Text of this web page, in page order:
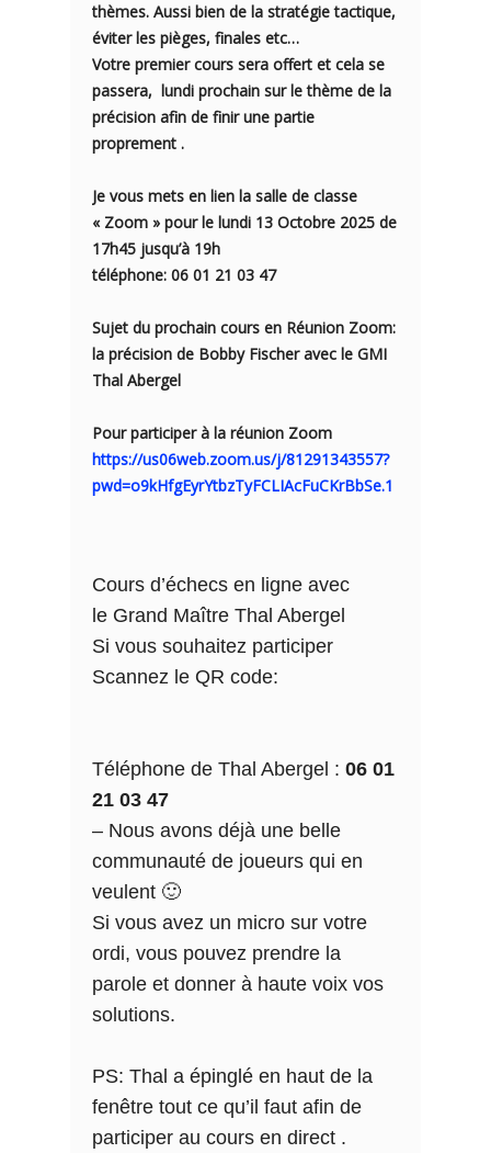
thèmes. Aussi bien de la stratégie tactique,
éviter les pièges, finales etc…
Votre premier cours sera offert et cela se
passera, lundi prochain sur le thème de la
précision afin de finir une partie
proprement .
Je vous mets en lien la salle de classe
« Zoom » pour le lundi 13 Octobre 2025 de
17h45 jusqu’à 19h
téléphone: 06 01 21 03 47
Sujet du prochain cours en Réunion Zoom:
la précision de Bobby Fischer avec le GMI
Thal Abergel
Pour participer à la réunion Zoom
https://us06web.zoom.us/j/81291343557?
pwd=o9kHfgEyrYtbzTyFCLIAcFuCKrBbSe.1
Cours d’échecs en ligne avec
le Grand Maître Thal Abergel
Si vous souhaitez participer
Scannez le QR code:
Téléphone de Thal Abergel : 06 01
21 03 47
– Nous avons déjà une belle
communauté de joueurs qui en
veulent 🙂
Si vous avez un micro sur votre
ordi, vous pouvez prendre la
parole et donner à haute voix vos
solutions.
PS: Thal a épinglé en haut de la
fenêtre tout ce qu’il faut afin de
participer au cours en direct .